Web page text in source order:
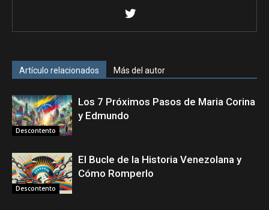
Artículo relacionados Más del autor
Descontento
Los 7 Próximos Pasos de Maria Corina
y Edmundo
Descontento
El Bucle de la Historia Venezolana y
Cómo Romperlo